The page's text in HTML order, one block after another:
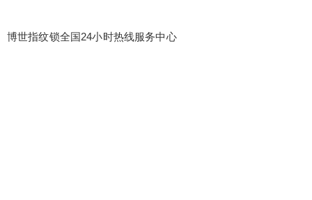
博世指纹锁全国24小时热线服务中心